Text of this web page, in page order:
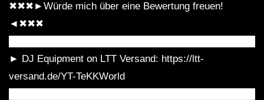
☠ Zahni – Energy Summeropening
28.05.2016) I TEKKNATION I
HARDTEKK ☠
LIVESTREAM | WAR OF MUSIK |
HEtZEr Official. x Maytrixx [
✖✖✖►Würde mich über eine Bewertung freuen!
◄✖✖✖
► DJ Equipment on LTT Versand: https://ltt-
versand.de/YT-TeKKWorld